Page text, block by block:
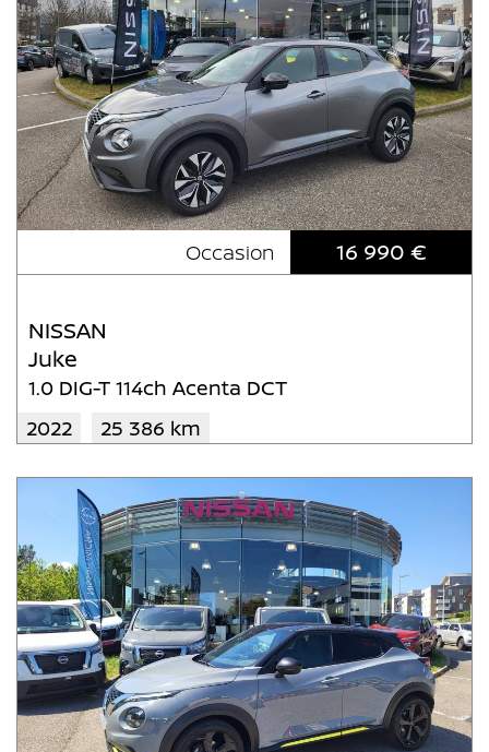
Occasion 16 990 €
NISSAN
Juke
1.0 DIG-T 114ch Acenta DCT
2022
25 386 km